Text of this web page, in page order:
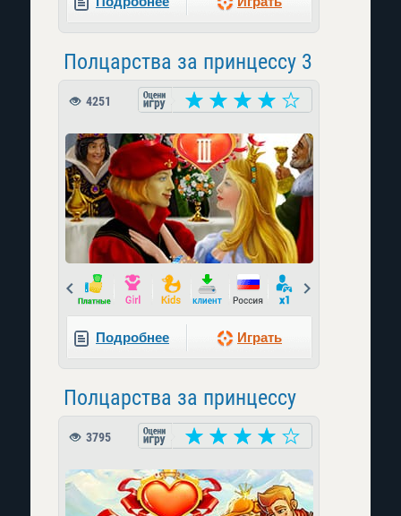
Полцарства за принцессу 3
4251
Prev
Подробнее Играть
Полцарства за принцессу
3795